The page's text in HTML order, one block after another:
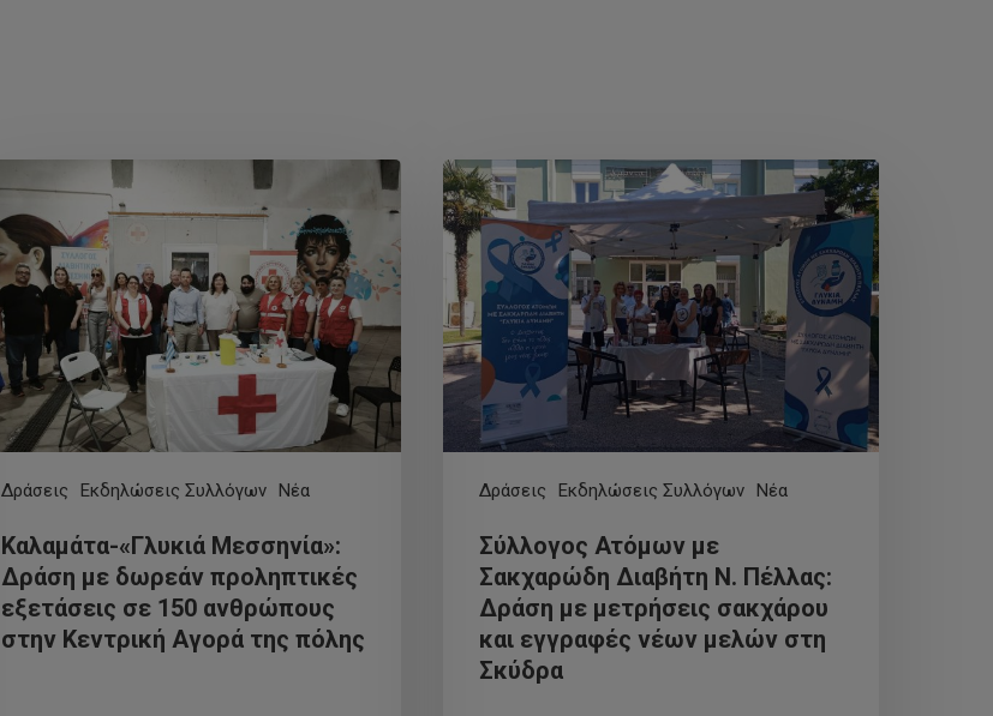
Δράσεις Εκδηλώσεις Συλλόγων Νέα
Καλαμάτα-«Γλυκιά Μεσσηνία»:
Δράση με δωρεάν προληπτικές
εξετάσεις σε 150 ανθρώπους
στην Κεντρική Αγορά της πόλης
Δράσεις Εκδηλώσεις Συλλόγων Νέα
Σύλλογος Ατόμων με
Σακχαρώδη Διαβήτη Ν. Πέλλας:
Δράση με μετρήσεις σακχάρου
και εγγραφές νέων μελών στη
Σκύδρα